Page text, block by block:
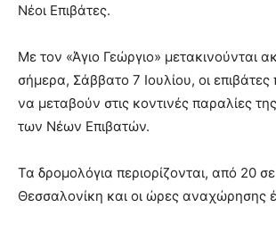
Νέοι Επιβάτες.
Με τον «Άγιο Γεώργιο» μετακινούνται
σήμερα, Σάββατο 7 Ιουλίου, οι επιβάτες
να μεταβούν στις κοντινές παραλίες
των Νέων Επιβατών.
Τα δρομολόγια περιορίζονται, από 20
Θεσσαλονίκη και οι ώρες αναχώρησης